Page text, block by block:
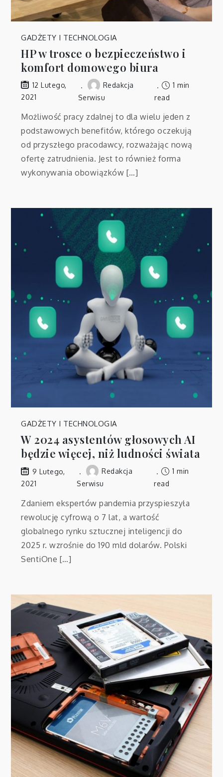
GADŻETY I TECHNOLOGIA
HP w trosce o bezpieczeństwo i
komfort domowego biura
12 Lutego,
2021
Redakcja
Serwisu
1 min
read
Możliwość pracy zdalnej to dla wielu jeden z
podstawowych benefitów, którego oczekują
od przyszłego pracodawcy, rozważając nową
ofertę zatrudnienia. Jest to również forma
wykonywania obowiązków […]
GADŻETY I TECHNOLOGIA
W 2024 asystentów głosowych AI
będzie więcej, niż ludności świata
9 Lutego,
2021
Redakcja
Serwisu
1 min
read
Zdaniem ekspertów pandemia przyspieszyła
rewolucję cyfrową o 7 lat, a wartość
globalnego rynku sztucznej inteligencji do
2025 r. wzrośnie do 190 mld dolarów. Polski
SentiOne […]